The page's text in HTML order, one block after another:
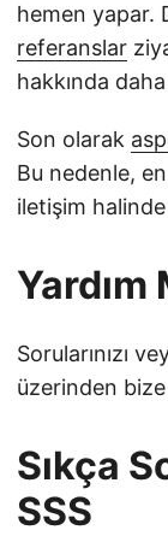
hemen yapar.
referanslar
hakkında
Son olarak
Bu nedenle,
iletişim halinde
Sorularınızı
üzerinden
Sıkça
SSS